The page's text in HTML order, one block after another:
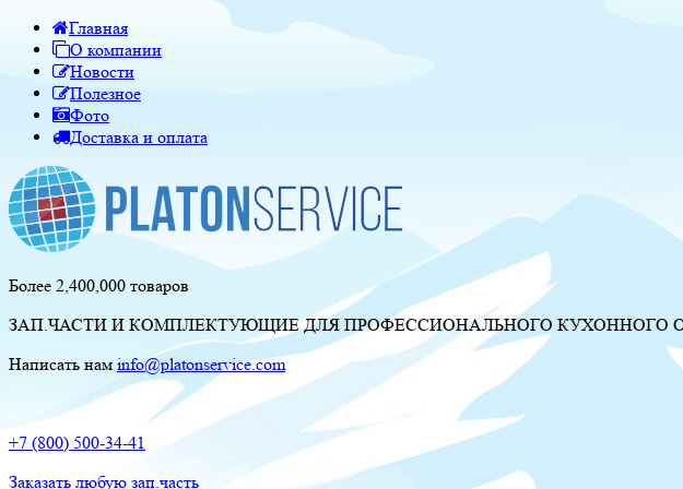
Главная
О компании
Новости
Полезное
Фото
Доставка и оплата
Более 2,400,000 товаров
ЗАП.ЧАСТИ И КОМПЛЕКТУЮЩИЕ ДЛЯ ПРОФЕССИОНАЛЬНОГО КУХОННОГО
Написать нам info@platonservice.com
+7 (800) 500-34-41
Заказать любую зап.часть